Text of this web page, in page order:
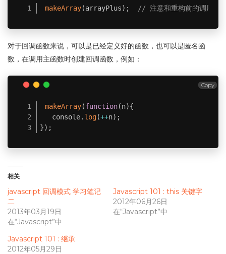
makeArray(arrayPlus) ; // 注意和重构前的调用对
对于回调函数来说，可以是已经定义好的函数，也可以是匿名函
数，在调用主函数时创建回调函数，例如：
makeArray(function(n){
   console
. log(++n) ;
}) ;
Copy
相关
javascript 回调模式 学习笔记
二
2013年03月19日
在“Javascript”中
Javascript 101 : this 关键字
2012年06月26日
在“Javascript”中
Javascript 101 : 继承
2012年05月29日